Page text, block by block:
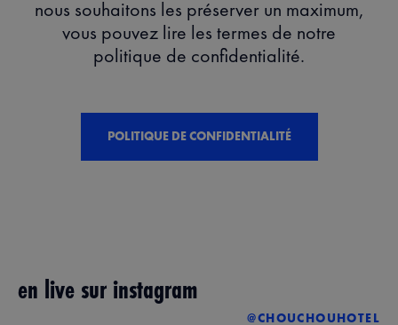
nous souhaitons les préserver un maximum,
vous pouvez lire les termes de notre
politique de confidentialité.
POLITIQUE DE CONFIDENTIALITÉ
en live sur instagram
@CHOUCHOUHOTEL